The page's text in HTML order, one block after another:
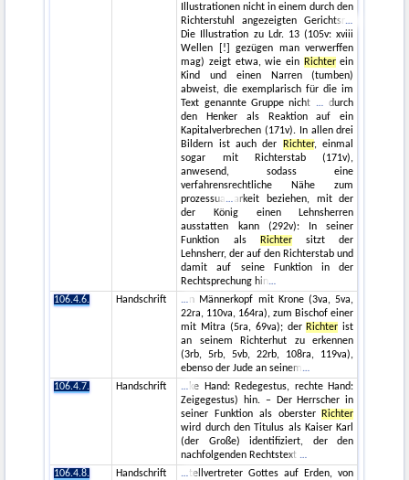
Illustrationen nicht in einem durch den
Richterstuhl angezeigten Gerichtsr
Die Illustration zu Ldr. 13 (105v: xviii
Wellen [!] gezügen man verwerffen
mag) zeigt etwa, wie ein Richterein
Kind und einen Narren (tumben)
abweist, die exemplarisch für die im
Text genannte Gruppe nicht
durch
den Henker als Reaktion auf ein
Kapitalverbrechen (171v). In allen drei
Bildern ist auch der
Richter, einmal
sogar mit Richterstab (171v),
anwesend, sodass eine
verfahrensrechtliche Nähe zum
prozessua
arkeit beziehen, mit der
der König einen Lehnsherren
ausstatten kann (292v): In seiner
Funktion als
Richtersitzt der
Lehnsherr, der auf den Richterstab und
damit auf seine Funktion in der
Rechtsprechung hin
106.4.6.
Handschrift
n Männerkopf mit Krone (3va, 5va,
22ra, 110va, 164ra), zum Bischof einer
mit Mitra (5ra, 69va); der Richter ist
an seinem Richterhut zu erkennen
(3rb, 5rb, 5vb, 22rb, 108ra, 119va),
ebenso der Jude an seinem
106.4.7.
Handschrift
ke Hand: Redegestus, rechte Hand:
Zeigegestus) hin. – Der Herrscher in
seiner Funktion als oberster
Richter
wird durch den Titulus als Kaiser Karl
(der Große) identifiziert, der den
nachfolgenden Rechtstext
106.4.8.
Handschrift
tellvertreter Gottes auf Erden, von